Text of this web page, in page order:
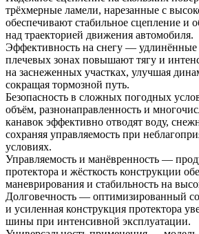
трёхмерные ламели, нарезанные с
обеспечивают стабильное сцепление и
над траекторией движения автомобиля.
Эффективность на снегу — удлинённые
плечевых зонах повышают тягу и
на заснеженных участках, улучшая
сокращая тормозной путь.
Безопасность в сложных погодных
объём, разнонаправленность и
канавок эффективно отводят воду,
сохраняя управляемость при
условиях.
Управляемость и манёвренность —
протектора и жёсткость конструкции
маневрирования и стабильность на
Долговечность — оптимизированный
и усиленная конструкция протектора
шины при интенсивной эксплуатации.